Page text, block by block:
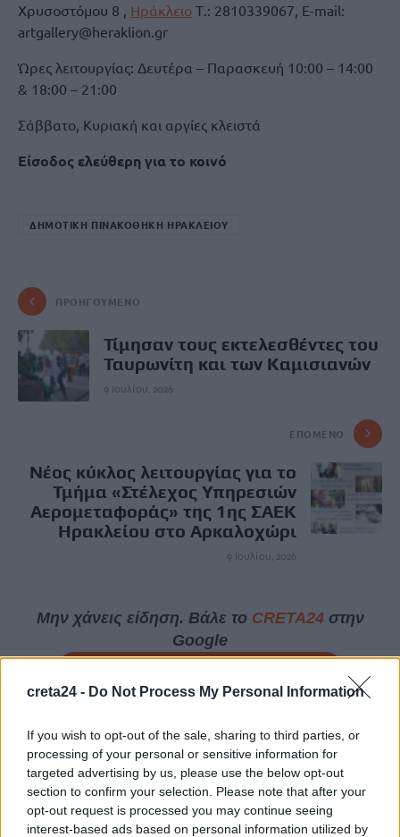
creta24 - Do Not Process My Personal Information
If you wish to opt-out of the sale, sharing to third parties, or
processing of your personal or sensitive information for
targeted advertising by us, please use the below opt-out
section to confirm your selection. Please note that after your
opt-out request is processed you may continue seeing
interest-based ads based on personal information utilized by
Χρυσοστόμου 8 , Ηράκλειο Τ.: 2810339067, E-mail:
artgallery@heraklion.gr
Ώρες λειτουργίας: Δευτέρα – Παρασκευή 10:00 – 14:00
& 18:00 – 21:00
Σάββατο, Κυριακή και αργίες κλειστά
Είσοδος ελεύθερη για το κοινό
ΔΗΜΟΤΙΚΗ ΠΙΝΑΚΟΘΗΚΗ ΗΡΑΚΛΕΙΟΥ
ΠΡΟΗΓΟΎΜΕΝΟ
Τίμησαν τους εκτελεσθέντες του
Ταυρωνίτη και των Καμισιανών
9 Ιουλίου, 2026
ΕΠΌΜΕΝΟ
Νέος κύκλος λειτουργίας για το
Τμήμα «Στέλεχος Υπηρεσιών
Αερομεταφοράς» της 1ης ΣΑΕΚ
Ηρακλείου στο Αρκαλοχώρι
9 Ιουλίου, 2026
Μην χάνεις είδηση. Βάλε το CRETA24στην
Google
ΡΟΗ ΕΙΔΗΣΕΩΝ
Marfin: Στην Ευελπίδων η 46χρονη που κατηγορείται για τον
φονικό εμπρησμό
7 Αυγούστου, 2026